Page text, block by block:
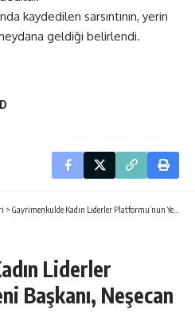
kaydedilen sarsıntının, yerin
geldiği belirlendi.
> Gayrimenkulde Kadın Liderler Platformu’nun Yeni Başkanı, Neşecan Çekici Oldu
Liderler
Başkanı, Neşecan